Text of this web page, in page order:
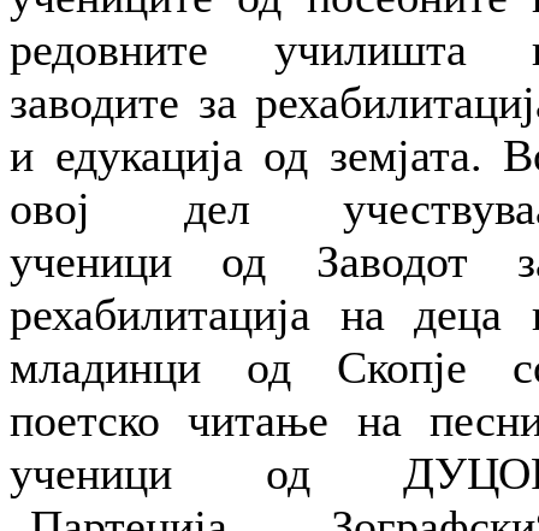
редовните училишта
заводите за
и едукација од земјата.
овој дел
ученици од Заводот
рехабилитација на деца
младинци од Скопје
поетско читање на
ученици од